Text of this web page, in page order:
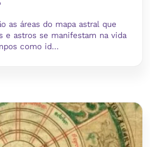
as áreas do mapa astral que
e astros se manifestam na vida
como id...